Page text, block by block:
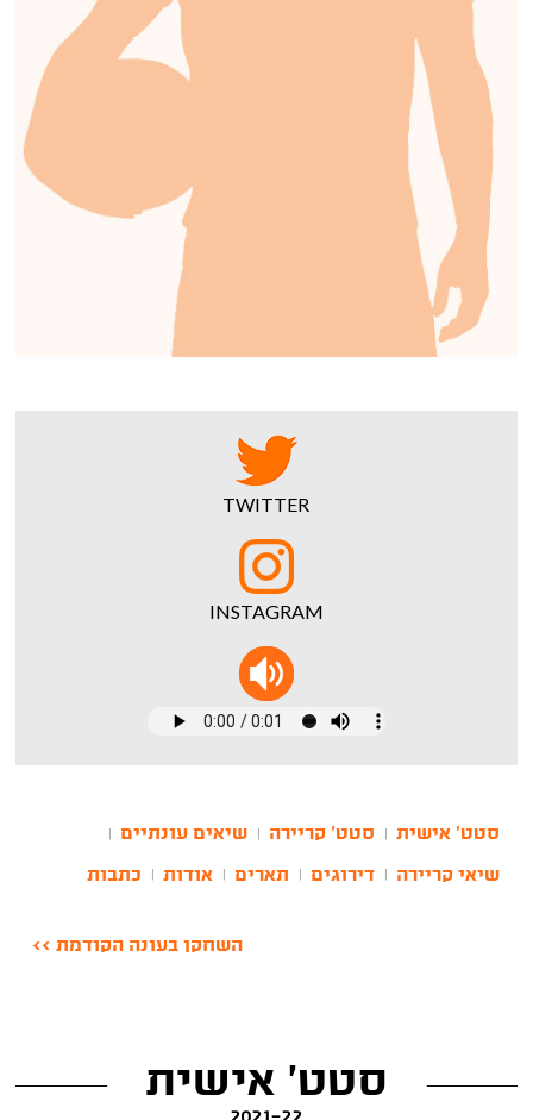
TWITTER
INSTAGRAM
סטט' אישית סטט' קריירה שיאים עונתיים
שיאי קריירה דירוגים תארים אודות כתבות
השחקן בעונה הקודמת >>
סטט' אישית